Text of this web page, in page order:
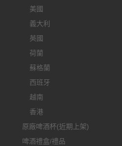
美國
義大利
英國
荷蘭
蘇格蘭
西班牙
越南
香港
原廠啤酒杯(近期上架)
啤酒禮盒/禮品